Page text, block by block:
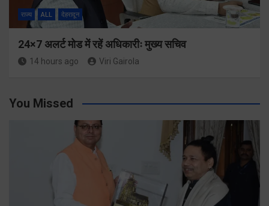
राज्य ALL देहरादून
24×7 अलर्ट मोड में रहें अधिकारीः मुख्य सचिव
14 hours ago Viri Gairola
You Missed